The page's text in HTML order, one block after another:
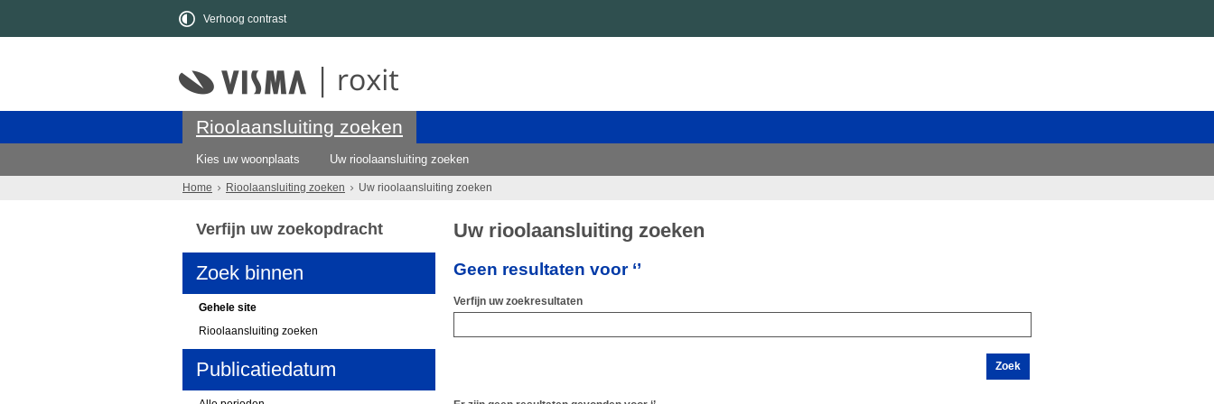
Verhoog contrast
Rioolaansluiting zoeken
Kies uw woonplaats Uw rioolaansluiting zoeken
Home Rioolaansluiting zoeken Uw rioolaansluiting zoeken
Uw rioolaansluiting zoeken
Geen resultaten voor ‘’
Verfijn uw zoekresultaten
Verfijn uw zoekopdracht
Zoek binnen
Gehele site
Rioolaansluiting zoeken
Publicatiedatum